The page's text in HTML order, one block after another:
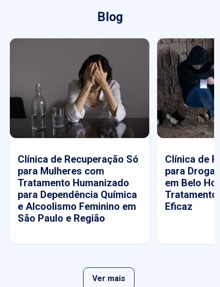
Blog
Clínica de Recuperação Só
para Mulheres com
Tratamento Humanizado
para Dependência Química
e Alcoolismo Feminino em
São Paulo e Região
Clínica de
para
em Belo
Tratamento
Eficaz
Ver mais